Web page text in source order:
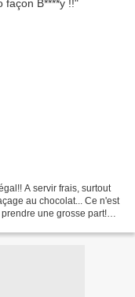
A servir frais, surtout
au chocolat... Ce n'est
une grosse part!